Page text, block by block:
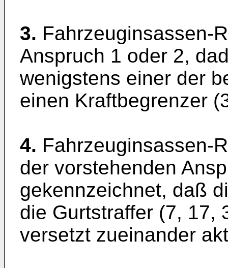
3. Fahrzeuginsassen-
Anspruch 1 oder 2,
wenigstens einer der
einen Kraftbegrenzer
4. Fahrzeuginsassen-
der vorstehenden
gekennzeichnet, daß
die Gurtstraffer (7, 17,
versetzt zueinander